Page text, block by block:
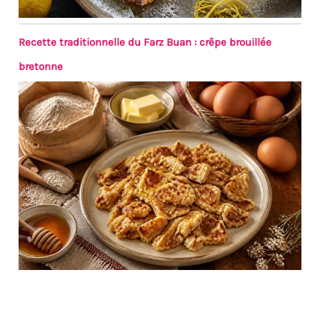
Recette traditionnelle du Farz Buan : crêpe brouillée
bretonne